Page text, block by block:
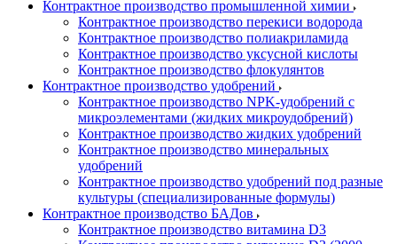
Контрактное производство промышленной химии
Контрактное производство перекиси водорода
Контрактное производство полиакриламида
Контрактное производство уксусной кислоты
Контрактное производство флокулянтов
Контрактное производство удобрений
Контрактное производство NPK-удобрений с
микроэлементами (жидких микроудобрений)
Контрактное производство жидких удобрений
Контрактное производство минеральных
удобрений
Контрактное производство удобрений под разные
культуры (специализированные формулы)
Контрактное производство БАДов
Контрактное производство витамина D3